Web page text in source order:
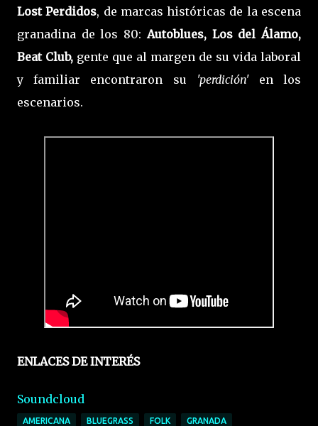
Lost Perdidos, de marcas históricas de la escena
granadina de los 80: Autoblues, Los del Álamo,
Beat Club, gente que al margen de su vida laboral
y familiar encontraron su
'perdición'en los
escenarios.
ENLACES DE INTERÉS
Soundcloud
AMERICANA BLUEGRASS FOLK GRANADA